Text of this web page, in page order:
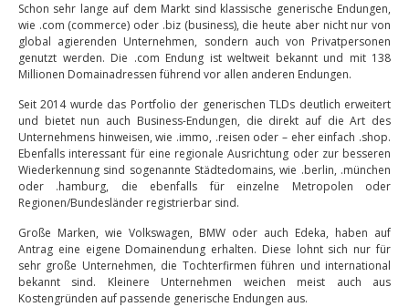
Schon sehr lange auf dem Markt sind klassische generische Endungen,
wie .com (commerce) oder .biz (business), die heute aber nicht nur von
global agierenden Unternehmen, sondern auch von Privatpersonen
genutzt werden. Die .com Endung ist weltweit bekannt und mit 138
Millionen Domainadressen führend vor allen anderen Endungen.
Seit 2014 wurde das Portfolio der generischen TLDs deutlich erweitert
und bietet nun auch Business-Endungen, die direkt auf die Art des
Unternehmens hinweisen, wie .immo, .reisen oder – eher einfach .shop.
Ebenfalls interessant für eine regionale Ausrichtung oder zur besseren
Wiederkennung sind sogenannte Städtedomains, wie .berlin, .münchen
oder .hamburg, die ebenfalls für einzelne Metropolen oder
Regionen/Bundesländer registrierbar sind.
Große Marken, wie Volkswagen, BMW oder auch Edeka, haben auf
Antrag eine eigene Domainendung erhalten. Diese lohnt sich nur für
sehr große Unternehmen, die Tochterfirmen führen und international
bekannt sind. Kleinere Unternehmen weichen meist auch aus
Kostengründen auf passende generische Endungen aus.